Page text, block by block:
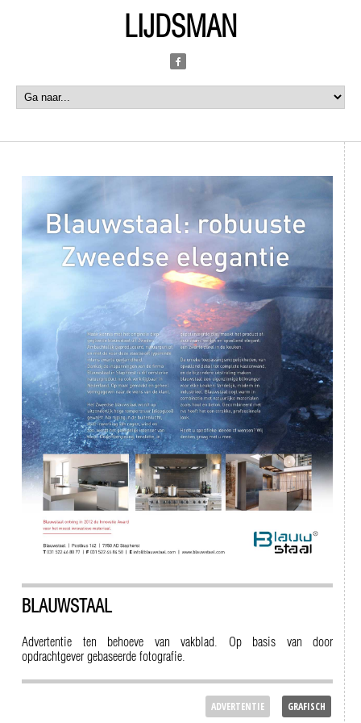
LIJDSMAN
BLAUWSTAAL
Advertentie ten behoeve van vakblad. Op basis van door
opdrachtgever gebaseerde fotografie.
ADVERTENTIE GRAFISCH